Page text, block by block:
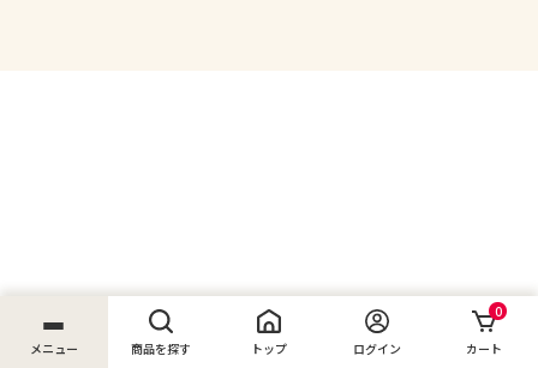
メニュー 商品を探す トップ ログイン
0
カート